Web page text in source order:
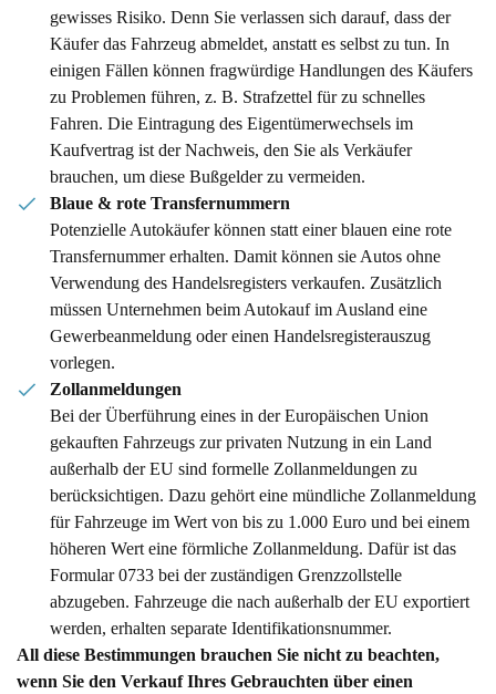
gewisses Risiko. Denn Sie verlassen sich darauf, dass der
Käufer das Fahrzeug abmeldet, anstatt es selbst zu tun. In
einigen Fällen können fragwürdige Handlungen des Käufers
zu Problemen führen, z. B. Strafzettel für zu schnelles
Fahren. Die Eintragung des Eigentümerwechsels im
Kaufvertrag ist der Nachweis, den Sie als Verkäufer
brauchen, um diese Bußgelder zu vermeiden.
Blaue & rote Transfernummern
Potenzielle Autokäufer können statt einer blauen eine rote
Transfernummer erhalten. Damit können sie Autos ohne
Verwendung des Handelsregisters verkaufen. Zusätzlich
müssen Unternehmen beim Autokauf im Ausland eine
Gewerbeanmeldung oder einen Handelsregisterauszug
vorlegen.
Zollanmeldungen
Bei der Überführung eines in der Europäischen Union
gekauften Fahrzeugs zur privaten Nutzung in ein Land
außerhalb der EU sind formelle Zollanmeldungen zu
berücksichtigen. Dazu gehört eine mündliche Zollanmeldung
für Fahrzeuge im Wert von bis zu 1.000 Euro und bei einem
höheren Wert eine förmliche Zollanmeldung. Dafür ist das
Formular 0733 bei der zuständigen Grenzzollstelle
abzugeben. Fahrzeuge die nach außerhalb der EU exportiert
werden, erhalten separate Identifikationsnummer.
All diese Bestimmungen brauchen Sie nicht zu beachten,
wenn Sie den Verkauf Ihres Gebrauchten über einen